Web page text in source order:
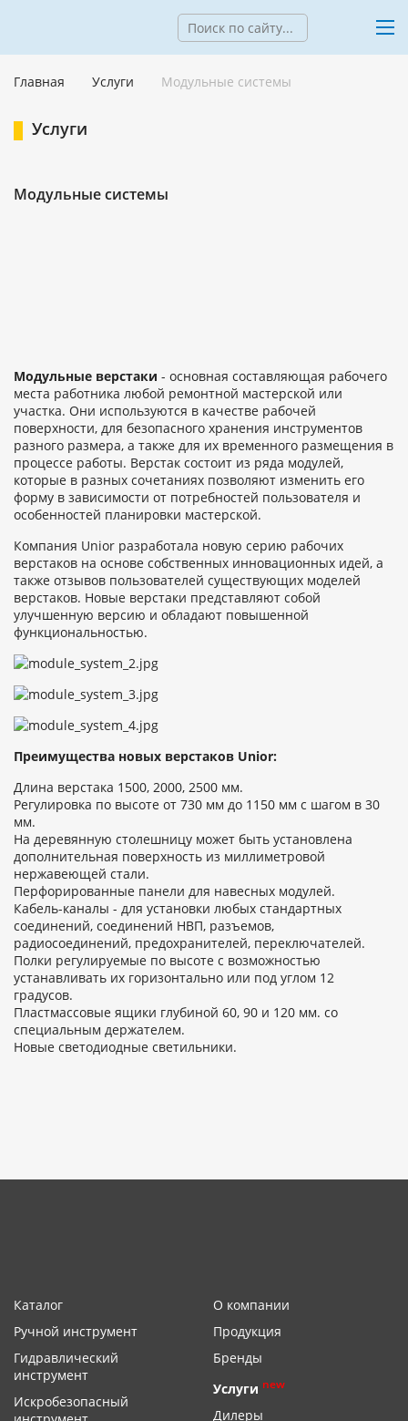
Главная Услуги Модульные системы
Услуги
Модульные системы
Модульные верстаки - основная составляющая рабочего
места работника любой ремонтной мастерской или
участка. Они используются в качестве рабочей
поверхности, для безопасного хранения инструментов
разного размера, а также для их временного размещения в
процессе работы. Верстак состоит из ряда модулей,
которые в разных сочетаниях позволяют изменить его
форму в зависимости от потребностей пользователя и
особенностей планировки мастерской.
Компания Unior разработала новую серию рабочих
верстаков на основе собственных инновационных идей, а
также отзывов пользователей существующих моделей
верстаков. Новые верстаки представляют собой
улучшенную версию и обладают повышенной
функциональностью.
Преимущества новых верстаков Unior:
Длина верстака 1500, 2000, 2500 мм.
Регулировка по высоте от 730 мм до 1150 мм с шагом в 30
мм.
На деревянную столешницу может быть установлена
дополнительная поверхность из миллиметровой
нержавеющей стали.
Перфорированные панели для навесных модулей.
Кабель-каналы - для установки любых стандартных
соединений, соединений НВП, разъемов,
радиосоединений, предохранителей, переключателей.
Полки регулируемые по высоте с возможностью
устанавливать их горизонтально или под углом 12
градусов.
Пластмассовые ящики глубиной 60, 90 и 120 мм. со
специальным держателем.
Новые светодиодные светильники.
Каталог
Ручной инструмент
Гидравлический
инструмент
Искробезопасный
О компании
Продукция
Бренды
Услуги new
Дилеры